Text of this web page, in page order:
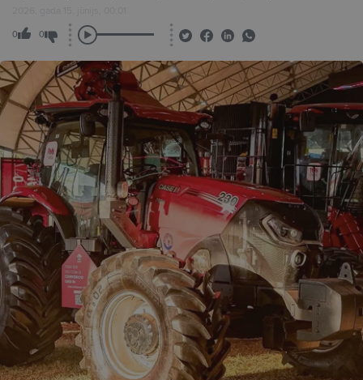
2026. gada 15. jūnijs, 00:01
0 0